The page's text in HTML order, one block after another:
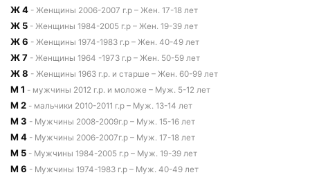
Ж 4 - Женщины 2006-2007 г.р – Жен. 17-18 лет
Ж 5 - Женщины 1984-2005 г.р – Жен. 19-39 лет
Ж 6 - Женщины 1974-1983 г.р – Жен. 40-49 лет
Ж 7 - Женщины 1964 -1973 г.р – Жен. 50-59 лет
Ж 8 - Женщины 1963 г.р. и старше – Жен. 60-99 лет
М 1 - мужчины 2012 г.р. и моложе – Муж. 5-12 лет
М 2 - мальчики 2010-2011 г.р – Муж. 13-14 лет
М 3 - Мужчины 2008-2009г.р – Муж. 15-16 лет
М 4 - Мужчины 2006-2007г.р – Муж. 17-18 лет
М 5 - Мужчины 1984-2005 г.р – Муж. 19-39 лет
М 6 - Мужчины 1974-1983 г.р – Муж. 40-49 лет